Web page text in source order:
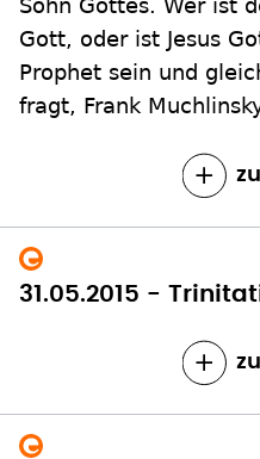
Sohn Gottes. Wer ist
Gott, oder ist Jesus
Prophet sein und
fragt, Frank
31.05.2015 -